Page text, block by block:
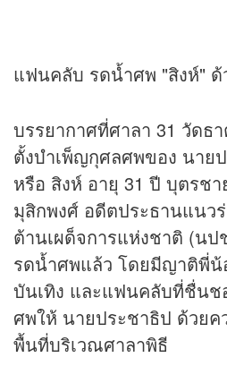
แฟนคลับ รดน้ำศพ "สิงห์" ด้
บรรยากาศที่ศาลา 31 วัดธ
ตั้งบำเพ็ญกุศลศพของ นาย
หรือ สิงห์ อายุ 31 ปี บุตรช
มุสิกพงศ์ อดีตประธานแนว
ต้านเผด็จการแห่งชาติ (นป
รดน้ำศพแล้ว โดยมีญาติพี่น้
บันเทิง และแฟนคลับที่ชื่นช
ศพให้ นายประชาธิป ด้วยค
พื้นที่บริเวณศาลาพิธี